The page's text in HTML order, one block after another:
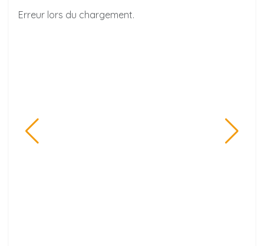
Erreur lors du chargement.